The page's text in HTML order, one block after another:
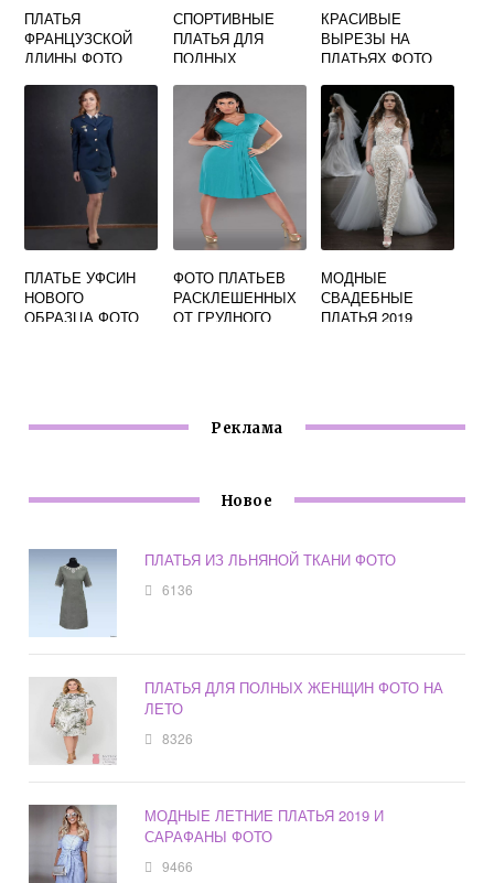
ПЛАТЬЯ
ФРАНЦУЗСКОЙ
ДЛИНЫ ФОТО
СПОРТИВНЫЕ
ПЛАТЬЯ ДЛЯ
ПОЛНЫХ
КРАСИВЫЕ
ВЫРЕЗЫ НА
ПЛАТЬЯХ ФОТО
ПЛАТЬЕ УФСИН
НОВОГО
ОБРАЗЦА ФОТО
ФОТО ПЛАТЬЕВ
РАСКЛЕШЕННЫХ
ОТ ГРУДНОГО
МОДНЫЕ
СВАДЕБНЫЕ
ПЛАТЬЯ 2019
Реклама
Новое
ПЛАТЬЯ ИЗ ЛЬНЯНОЙ ТКАНИ ФОТО
6136
ПЛАТЬЯ ДЛЯ ПОЛНЫХ ЖЕНЩИН ФОТО НА
ЛЕТО
8326
МОДНЫЕ ЛЕТНИЕ ПЛАТЬЯ 2019 И
САРАФАНЫ ФОТО
9466